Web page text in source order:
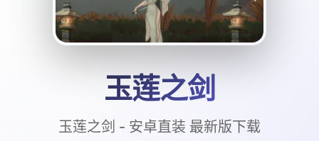
玉莲之剑
玉莲之剑 - 安卓直装 最新版下载